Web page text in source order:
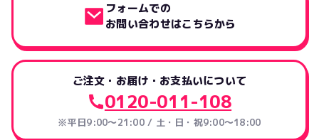
フォームでの
お問い合わせはこちらから
ご注文・お届け・お支払いについて
0120-011-108
※平日9:00～21:00 / 土・日・祝9:00～18:00